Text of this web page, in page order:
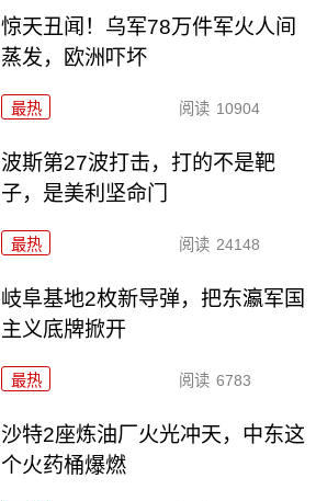
惊天丑闻！乌军78万件军火人间
蒸发，欧洲吓坏
最热 阅读 10904
波斯第27波打击，打的不是靶
子，是美利坚命门
最热 阅读 24148
岐阜基地2枚新导弹，把东瀛军国
主义底牌掀开
最热 阅读 6783
沙特2座炼油厂火光冲天，中东这
个火药桶爆燃